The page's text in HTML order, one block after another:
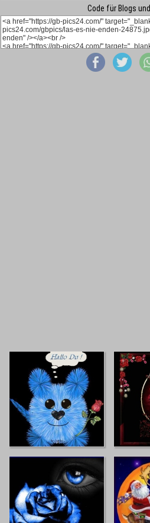
Code für Blogs und